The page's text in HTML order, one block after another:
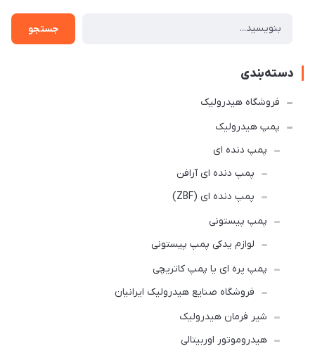
جستجو
دسته‌بندی
فروشگاه هیدرولیک
پمپ هیدرولیک
پمپ دنده ای
پمپ دنده ای آرافن
پمپ دنده ای (ZBF)
پمپ پیستونی
لوازم یدکی پمپ پیستونی
پمپ پره ای یا پمپ کاتریچی
فروشگاه صنایع هیدرولیک ایرانیان
شیر فرمان هیدرولیک
هیدروموتور اوربیتالی